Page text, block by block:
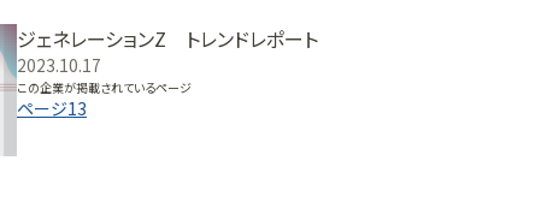
ジェネレーションZ トレンドレポート
2023.10.17
この企業が掲載されているページ
ページ13